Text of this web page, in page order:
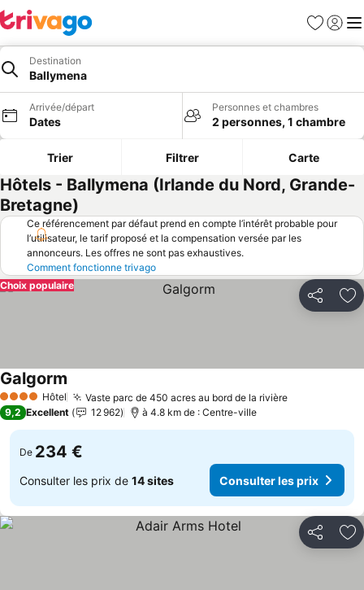
Favoris
Se
Destination
Ballymena
Arrivée/départ
Dates
Personnes et chambres
2 personnes, 1 chambre
Trier Filtrer Carte
Hôtels - Ballymena (Irlande du Nord, Grande-
Bretagne)
Ce référencement par défaut prend en compte l’intérêt probable pour
l’utilisateur, le tarif proposé et la compensation versée par les
annonceurs. Les offres ne sont pas exhaustives.
Comment fonctionne trivago
Partager
Choix populaire
4 Étoiles Hôtel Vaste parc de 450 acres au bord de la rivière
Galgorm
9,2 Excellent 12 962 à 4.8 km de : Centre-ville
De 234 €
Consulter les prix de 14 sites Consulter les prix
Partager